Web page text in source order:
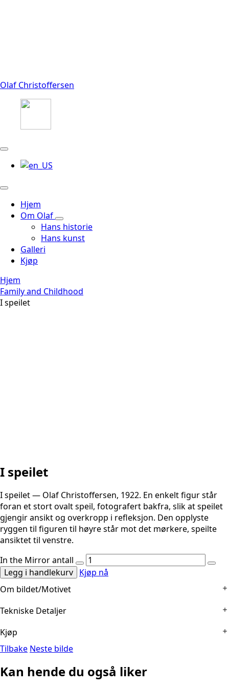
Olaf Christoffersen
Hjem
Om Olaf
Hans historie
Hans kunst
Galleri
Kjøp
Hjem
Family and Childhood
I speilet
I speilet
I speilet — Olaf Christoffersen, 1922. En enkelt figur står
foran et stort ovalt speil, fotografert bakfra, slik at speilet
gjengir ansikt og overkropp i refleksjon. Den opplyste
ryggen til figuren til høyre står mot det mørkere, speilte
ansiktet til venstre.
In the Mirror antall
Legg i handlekurv Kjøp nå
Om bildet/Motivet
Ved et stort ovalt speil ses en kvinne bakfra, med bar rygg
gjengir ansikt og forside. De to stilles opp mot hverandre i
bildet: ryggen bortvendt til høyre, og til venstre det speilte
bildet. Den ovale rammen holder dem sammen. En panelt
dør og innrammede bilder bak refleksjonen gir en grunn
Tekniske Detaljer
Tekniske Detaljer:
myk piktorialistisk behandling, på kremfarget kartong.
Christoffersens signatur og årstallet 1922 nederst til høyre.
Kjøp
Tilbake Neste bilde
Kan hende du også liker